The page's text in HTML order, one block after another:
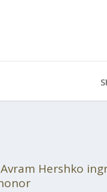
Hershko